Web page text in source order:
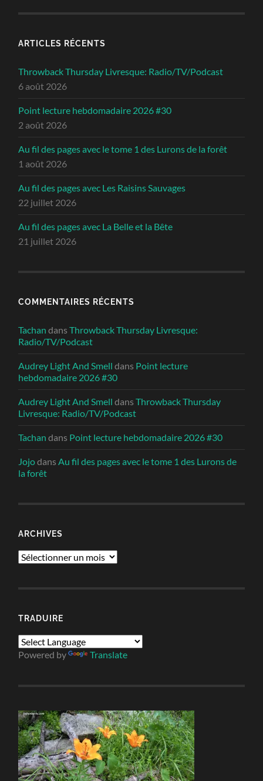
ARTICLES RÉCENTS
Throwback Thursday Livresque: Radio/TV/Podcast
6 août 2026
Point lecture hebdomadaire 2026 #30
2 août 2026
Au fil des pages avec le tome 1 des Lurons de la forêt
1 août 2026
Au fil des pages avec Les Raisins Sauvages
22 juillet 2026
Au fil des pages avec La Belle et la Bête
21 juillet 2026
COMMENTAIRES RÉCENTS
Tachan dansThrowback Thursday Livresque:
Radio/TV/Podcast
Audrey Light And Smell dans Point lecture
hebdomadaire 2026 #30
Audrey Light And Smell dansThrowback Thursday
Livresque: Radio/TV/Podcast
Tachan dans Point lecture hebdomadaire 2026 #30
JojodansAu fil des pages avec le tome 1 des Lurons de
la forêt
ARCHIVES
Archives
TRADUIRE
Powered by Translate